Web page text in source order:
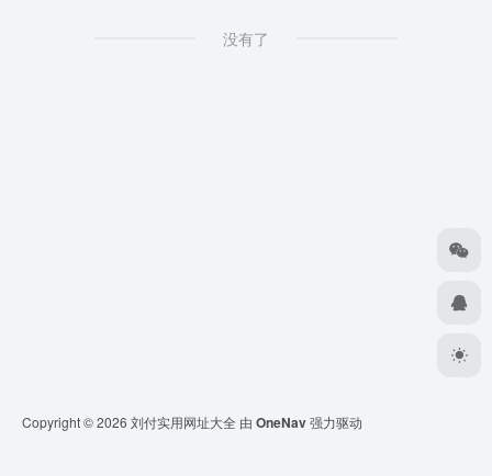
没有了
Copyright © 2026 刘付实用网址大全 由 OneNav强力驱动